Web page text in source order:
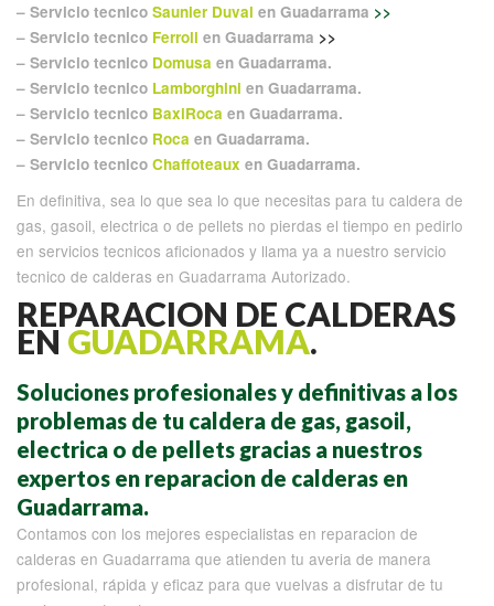
– Servicio tecnico Saunier Duval en Guadarrama >>
– Servicio tecnico Ferroli en Guadarrama >>
– Servicio tecnico Domusa en Guadarrama.
– Servicio tecnico Lamborghini en Guadarrama.
– Servicio tecnico BaxiRoca en Guadarrama.
– Servicio tecnico Roca en Guadarrama.
– Servicio tecnico Chaffoteaux en Guadarrama.
En definitiva, sea lo que sea lo que necesitas para tu caldera de
gas, gasoil, electrica o de pellets no pierdas el tiempo en pedirlo
en servicios tecnicos aficionados y llama ya a nuestro servicio
tecnico de calderas en Guadarrama Autorizado.
REPARACION DE CALDERAS
EN GUADARRAMA.
Soluciones profesionales y definitivas a los
problemas de tu caldera de gas, gasoil,
electrica o de pellets gracias a nuestros
expertos en reparacion de calderas en
Guadarrama.
Contamos con los mejores especialistas en reparacion de
calderas en Guadarrama que atienden tu averia de manera
profesional, rápida y eficaz para que vuelvas a disfrutar de tu